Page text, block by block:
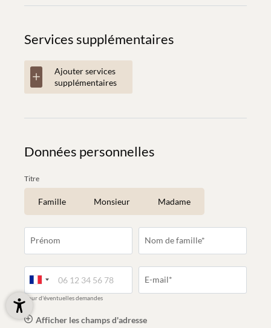
Services supplémentaires
Ajouter services
supplémentaires
Données personnelles
Titre
Famille Monsieur Madame
Prénom Nom de famille*
pour d'éventuelles demandes
E-mail*
Afficher les champs d'adresse